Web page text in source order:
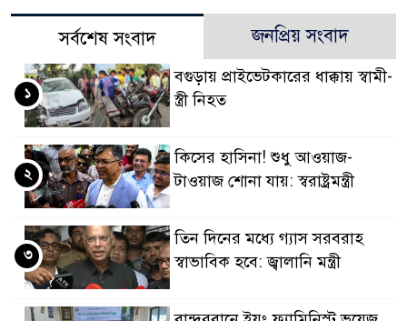
সর্বশেষ সংবাদ জনপ্রিয় সংবাদ
বগুড়ায় প্রাইভেটকারের ধাক্কায় স্বামী-
স্ত্রী নিহত
১
কিসের হাসিনা! শুধু আওয়াজ-
টাওয়াজ শোনা যায়: স্বরাষ্ট্রমন্ত্রী
২
তিন দিনের মধ্যে গ্যাস সরবরাহ
স্বাভাবিক হবে: জ্বালানি মন্ত্রী
৩